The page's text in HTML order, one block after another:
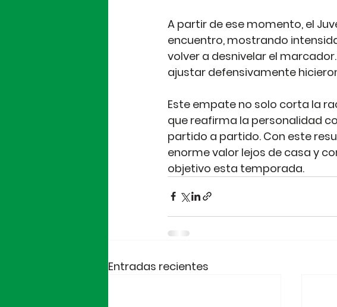
A partir de ese momento, el
encuentro, mostrando
volver a desnivelar el
ajustar defensivamente
Este empate no solo corta la
que reafirma la personalidad
partido a partido. Con este
enorme valor lejos de casa y
objetivo esta temporada.
Entradas recientes